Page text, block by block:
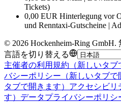
Tickets)
0,00 EUR Hinterlegung vor
und Renntaxi-Gutscheine |
© 2026 Hockenheim-Ring GmbH.
言語を切り替える
主催者の利用規約 （新しいタブ
バシーポリシー （新しいタブで
タブで開きます） アクセシビリ
す） データプライバシーポリシ